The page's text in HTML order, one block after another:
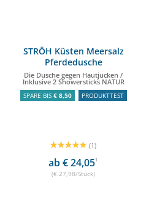
STRÖH Küsten Meersalz
Pferdedusche
Die Dusche gegen Hautjucken /
Inklusive 2 Showersticks NATUR
SPARE BIS € 8,50 PRODUKTTEST
(1)
ab € 24,051
(€ 27,98/Stück)